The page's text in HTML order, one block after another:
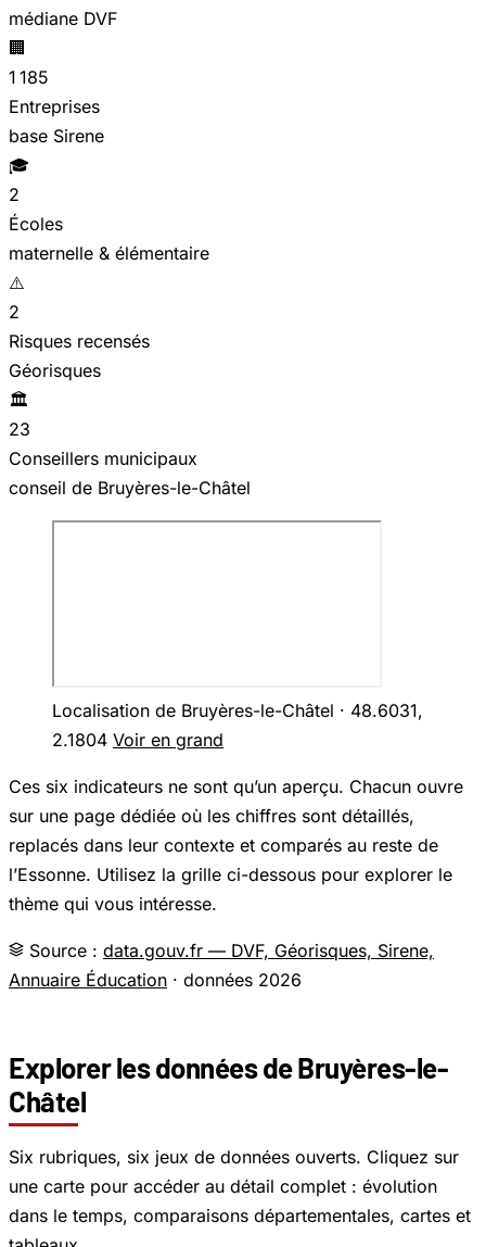
médiane DVF
🏢
1 185
Entreprises
base Sirene
🎓
2
Écoles
maternelle & élémentaire
⚠️
2
Risques recensés
Géorisques
🏛️
23
Conseillers municipaux
conseil de Bruyères-le-Châtel
Localisation de Bruyères-le-Châtel · 48.6031,
2.1804 Voir en grand
Ces six indicateurs ne sont qu’un aperçu. Chacun ouvre
sur une page dédiée où les chiffres sont détaillés,
replacés dans leur contexte et comparés au reste de
l’Essonne. Utilisez la grille ci-dessous pour explorer le
thème qui vous intéresse.
Source : data.gouv.fr — DVF, Géorisques, Sirene,
Annuaire Éducation · données 2026
Explorer les données de Bruyères-le-
Châtel
Six rubriques, six jeux de données ouverts. Cliquez sur
une carte pour accéder au détail complet : évolution
dans le temps, comparaisons départementales, cartes et